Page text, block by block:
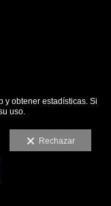
y obtener estadísticas. Si
uso.
Rechazar